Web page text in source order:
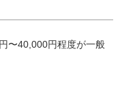
〜40,000円程度が一般